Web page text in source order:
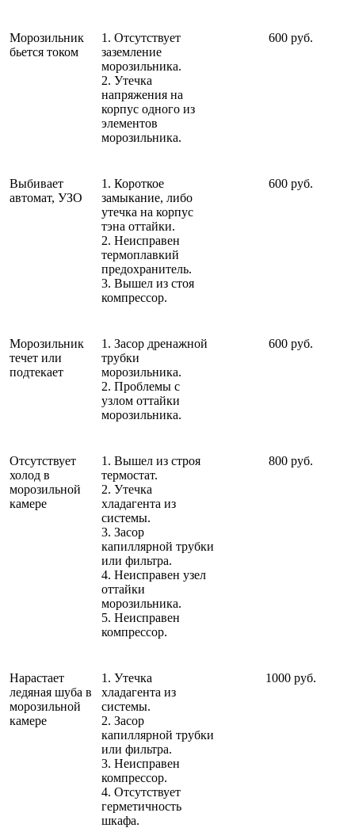
Морозильник
бьется током
1. Отсутствует
заземление
морозильника.
2. Утечка
напряжения на
корпус одного из
элементов
морозильника.
600 руб.
Выбивает
автомат, УЗО
1. Короткое
замыкание, либо
утечка на корпус
тэна оттайки.
2. Неисправен
термоплавкий
предохранитель.
3. Вышел из стоя
компрессор.
600 руб.
Морозильник
течет или
подтекает
1. Засор дренажной
трубки
морозильника.
2. Проблемы с
узлом оттайки
морозильника.
600 руб.
Отсутствует
холод в
морозильной
камере
1. Вышел из строя
термостат.
2. Утечка
хладагента из
системы.
3. Засор
капиллярной трубки
или фильтра.
4. Неисправен узел
оттайки
морозильника.
5. Неисправен
компрессор.
800 руб.
Нарастает
ледяная шуба в
морозильной
камере
1. Утечка
хладагента из
системы.
2. Засор
капиллярной трубки
или фильтра.
3. Неисправен
компрессор.
4. Отсутствует
герметичность
шкафа.
1000 руб.